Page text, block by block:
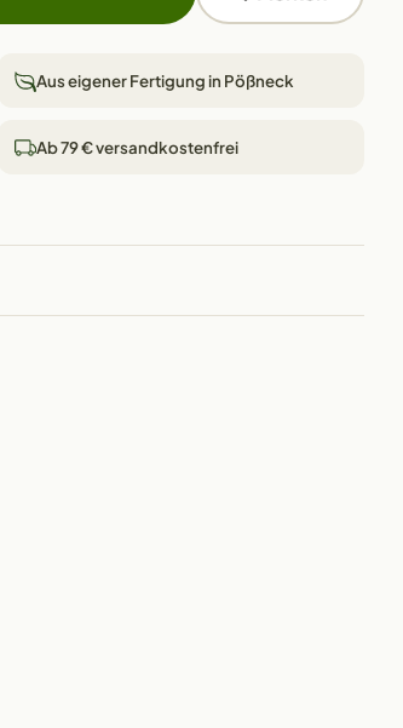
Aus eigener Fertigung in Pößneck
Ab 79 € versandkostenfrei